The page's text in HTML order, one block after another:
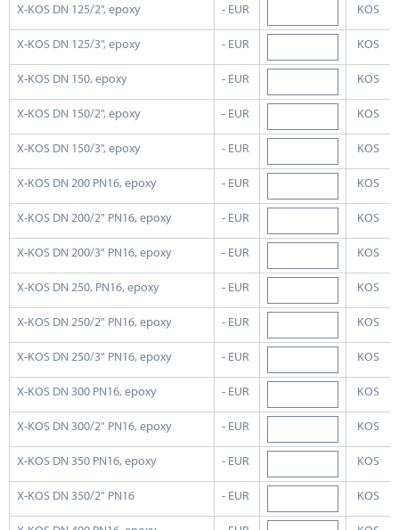
X-KOS DN 125/2", epoxy - EUR KOS
X-KOS DN 125/3", epoxy - EUR KOS
X-KOS DN 150, epoxy - EUR KOS
X-KOS DN 150/2", epoxy - EUR KOS
X-KOS DN 150/3", epoxy - EUR KOS
X-KOS DN 200 PN16, epoxy - EUR KOS
X-KOS DN 200/2" PN16, epoxy - EUR KOS
X-KOS DN 200/3" PN16, epoxy - EUR KOS
X-KOS DN 250, PN16, epoxy - EUR KOS
X-KOS DN 250/2" PN16, epoxy - EUR KOS
X-KOS DN 250/3" PN16, epoxy - EUR KOS
X-KOS DN 300 PN16, epoxy - EUR KOS
X-KOS DN 300/2" PN16, epoxy - EUR KOS
X-KOS DN 350 PN16, epoxy - EUR KOS
X-KOS DN 350/2" PN16 - EUR KOS